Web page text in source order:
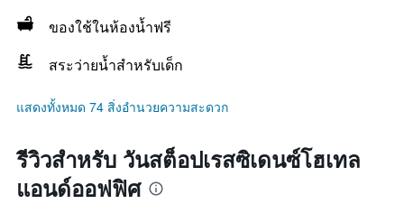
ของใช้ในห้องน้ำฟรี
สระว่ายน้ำสำหรับเด็ก
แสดงทั้งหมด 74 สิ่งอำนวยความสะดวก
รีวิวสำหรับ วันสต็อปเรสซิเดนซ์โฮเทล
แอนด์ออฟฟิศ